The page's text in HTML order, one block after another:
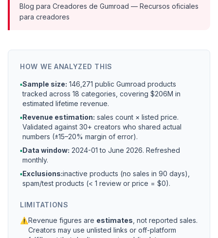
Blog para Creadores de Gumroad — Recursos oficiales
para creadores
HOW WE ANALYZED THIS
▪Sample size: 146,271 public Gumroad products
tracked across 18 categories, covering $206M in
estimated lifetime revenue.
▪Revenue estimation: sales count × listed price.
Validated against 30+ creators who shared actual
numbers (±15–20% margin of error).
▪Data window: 2024-01 to June 2026. Refreshed
monthly.
▪Exclusions:inactive products (no sales in 90 days),
spam/test products (< 1 review or price = $0).
LIMITATIONS
⚠Revenue figures are estimates , not reported sales.
Creators may use unlisted links or off-platform